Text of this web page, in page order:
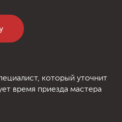
который уточнит
время приезда мастера